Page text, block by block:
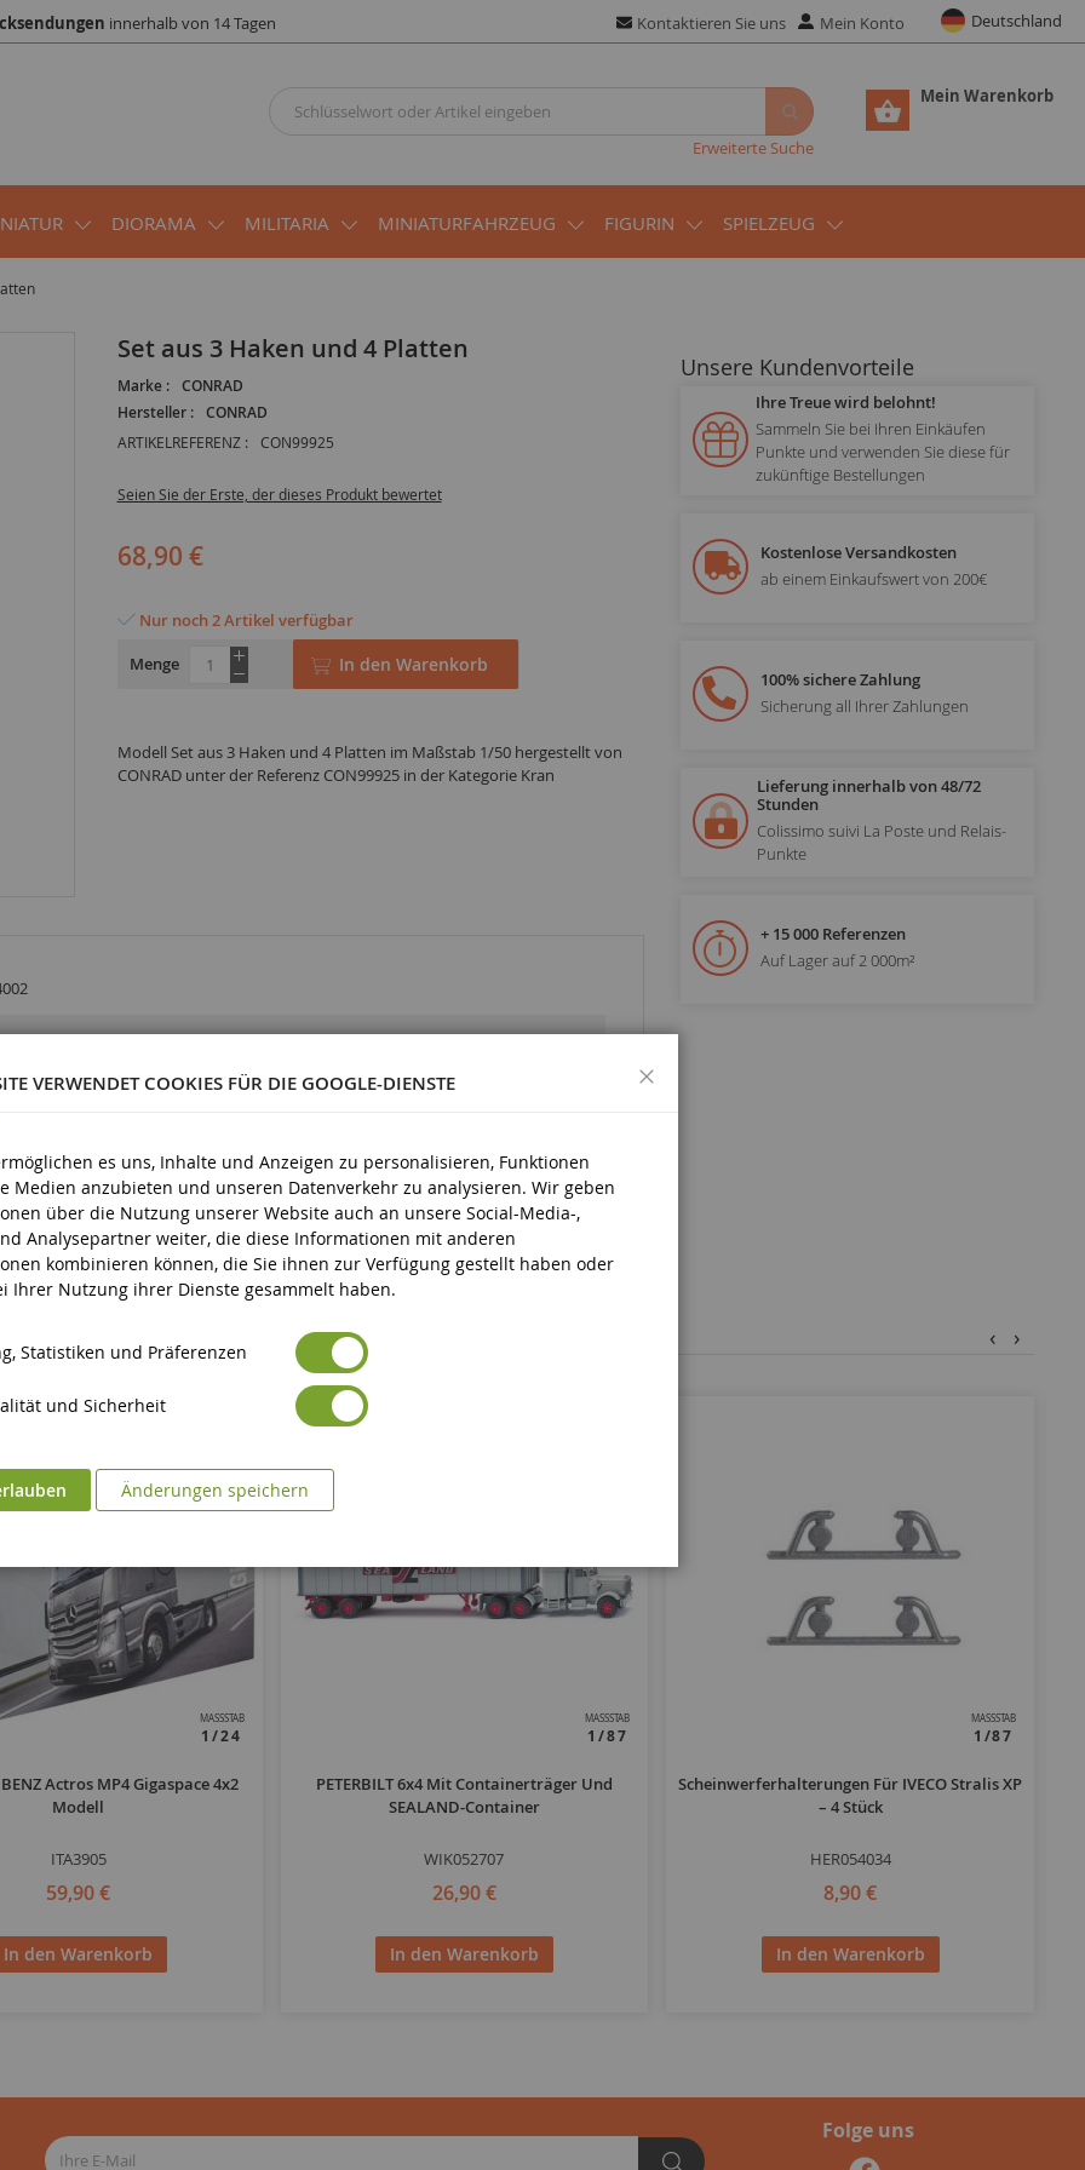
innerhalb von 14 Tagen Kontaktieren Sie uns Mein Konto Deutschland
Mein Warenkorb
Erweiterte Suche
DIORAMA MILITARIA MINIATURFAHRZEUG FIGURIN SPIELZEUG
Set aus 3 Haken und 4 Platten
Marke :
CONRAD
Hersteller :
CONRAD
ARTIKELREFERENZ : CON99925
Seien Sie der Erste, der dieses Produkt bewertet
68,90 €
Nur noch 2 Artikel verfügbar
Menge
In den Warenkorb
Modell Set aus 3 Haken und 4 Platten im Maßstab 1/50 hergestellt von
CONRAD unter der Referenz CON99925 in der Kategorie Kran
Unsere Kundenvorteile
Ihre Treue wird belohnt!
Sammeln Sie bei Ihren Einkäufen
Punkte und verwenden Sie diese für
zukünftige Bestellungen
Kostenlose Versandkosten
ab einem Einkaufswert von 200€
100% sichere Zahlung
Sicherung all Ihrer Zahlungen
Lieferung innerhalb von 48/72
Stunden
Colissimo suivi La Poste und Relais-
Punkte
+ 15 000 Referenzen
Auf Lager auf 2 000m²
MASSSTAB
1/24
BENZ Actros MP4 Gigaspace 4x2
Modell
ITA3905
59,90 €
In den Warenkorb
MASSSTAB
1/87
PETERBILT 6x4 Mit Containerträger Und
SEALAND-Container
WIK052707
26,90 €
In den Warenkorb
MASSSTAB
1/87
Scheinwerferhalterungen Für IVECO Stralis XP
– 4 Stück
HER054034
8,90 €
In den Warenkorb
‹ ›
Folge uns
VERWENDET COOKIES FÜR DIE GOOGLE-DIENSTE
es uns, Inhalte und Anzeigen zu personalisieren, Funktionen
Medien anzubieten und unseren Datenverkehr zu analysieren. Wir geben
über die Nutzung unserer Website auch an unsere Social-Media-,
Analysepartner weiter, die diese Informationen mit anderen
kombinieren können, die Sie ihnen zur Verfügung gestellt haben oder
Ihrer Nutzung ihrer Dienste gesammelt haben.
Statistiken und Präferenzen
und Sicherheit
Änderungen speichern